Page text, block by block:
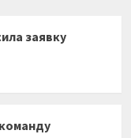
заявку